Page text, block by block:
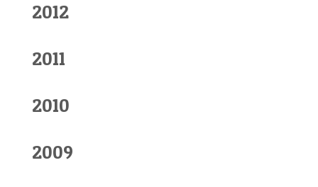
2012
2011
2010
2009